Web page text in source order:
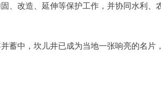
、改造、延伸等保护工作，并协同水利、
中，坎儿井已成为当地一张响亮的名片